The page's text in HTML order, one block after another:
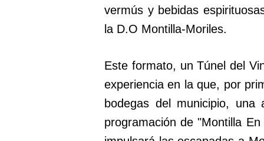
vermús y bebidas
la D.O Montilla-Moriles.
Este formato, un Túnel del
experiencia en la que, por
bodegas del municipio,
programación de "Montilla